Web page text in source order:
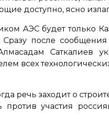
доступно, ясно
АЭС будет только
Сразу после
Саткалиев
всех
речь заходит о
против участия